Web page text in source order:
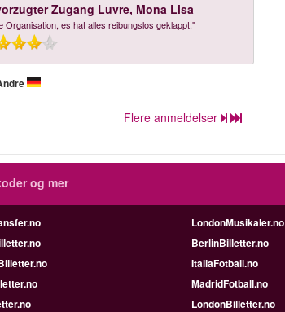
Zugang Luvre, Mona Lisa
Organisation, es hat alles reibungslos geklappt."
Flere anmeldelser
og mer
LondonMusikaler.no
BerlinBilletter.no
ItaliaFotball.no
MadridFotball.no
LondonBilletter.no